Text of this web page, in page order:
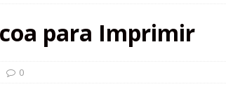
para Imprimir
0